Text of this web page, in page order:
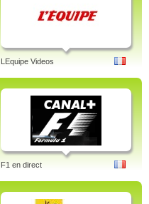
LEquipe Videos
F1 en direct